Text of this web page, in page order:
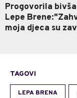
Progovorila
Lepe
moja djeca su
TAGOVI
LEPA BRENA